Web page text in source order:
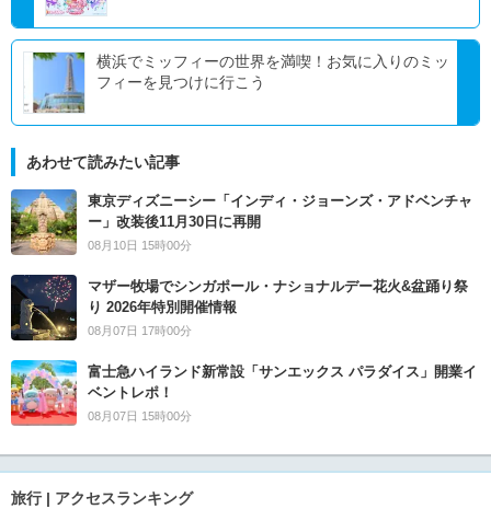
横浜でミッフィーの世界を満喫！お気に入りのミッ
フィーを見つけに行こう
あわせて読みたい記事
東京ディズニーシー「インディ・ジョーンズ・アドベンチャ
ー」改装後11月30日に再開
08月10日 15時00分
マザー牧場でシンガポール・ナショナルデー花火&盆踊り祭
り 2026年特別開催情報
08月07日 17時00分
富士急ハイランド新常設「サンエックス パラダイス」開業イ
ベントレポ！
08月07日 15時00分
旅行 | アクセスランキング